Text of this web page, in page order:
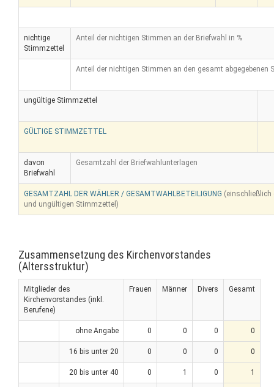
nichtige
Stimmzettel
Anteil der nichtigen Stimmen an der Briefwahl in %
Anteil der nichtigen Stimmen an den gesamt abgegebenen
ungültige Stimmzettel
GÜLTIGE STIMMZETTEL
davon
Briefwahl
Gesamtzahl der Briefwahlunterlagen
GESAMTZAHL DER WÄHLER / GESAMTWAHLBETEILIGUNG (einschließlich
und ungültigen Stimmzettel)
Zusammensetzung des Kirchenvorstandes
(Altersstruktur)
Mitglieder des
Kirchenvorstandes (inkl.
Berufene)
Frauen Männer Divers Gesamt
ohne Angabe 0 0 0 0
16 bis unter 20 0 0 0 0
20 bis unter 40 0 1 0 1